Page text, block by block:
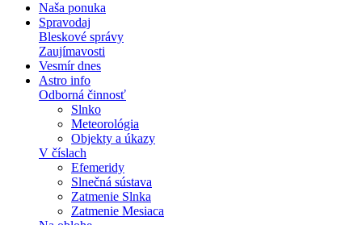
Naša ponuka
Spravodaj
Bleskové správy
Zaujímavosti
Vesmír dnes
Astro info
Odborná činnosť
Slnko
Meteorológia
Objekty a úkazy
V číslach
Efemeridy
Slnečná sústava
Zatmenie Slnka
Zatmenie Mesiaca